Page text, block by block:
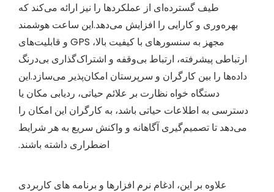
طیف گسترده‌ای از عملکردها را نیز ارائه می‌کند که
بهره‌وری و کارایی را افزایش می‌دهد.این ساعت هوشمند
مجهز به سنسورهای با کیفیت بالا، GPS و قابلیت‌های
ارتباطی پیشرفته، ارتباط بی‌وقفه و اشتراک‌گذاری بی‌درنگ
داده‌ها را بین کارگران و سرپرستان امکان‌پذیر می‌سازد.این
دستگاه خواه نظارت بر علائم حیاتی، ردیابی مکان یا
دسترسی به اطلاعات حیاتی باشد، به کارگران این امکان را
می‌دهد تا تصمیم‌گیری آگاهانه و واکنش سریع به هر شرایط
اضطراری داشته باشند.
علاوه بر این، ادغام نرم افزارها و برنامه های کاربردی